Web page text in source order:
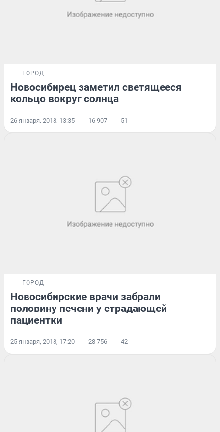
ГОРОД
Новосибирец заметил светящееся
кольцо вокруг солнца
26 января, 2018, 13:35 16 907 51
ГОРОД
Новосибирские врачи забрали
половину печени у страдающей
пациентки
25 января, 2018, 17:20 28 756 42